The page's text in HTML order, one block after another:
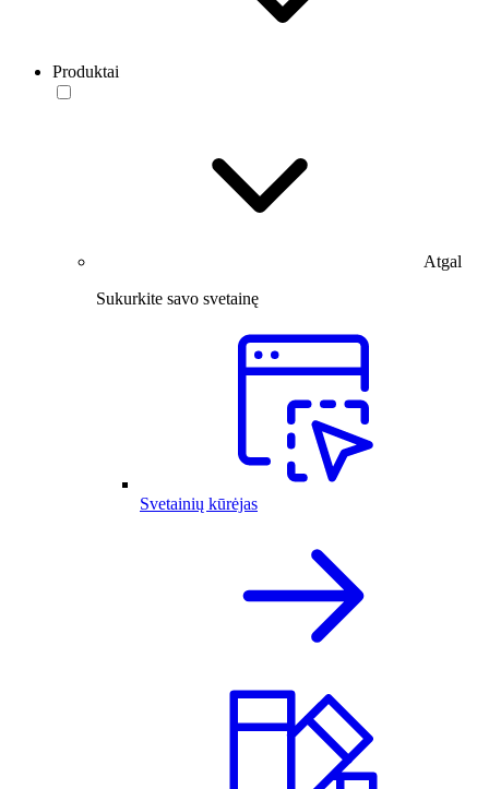
Produktai
Atgal
Sukurkite savo svetainę
Svetainių kūrėjas